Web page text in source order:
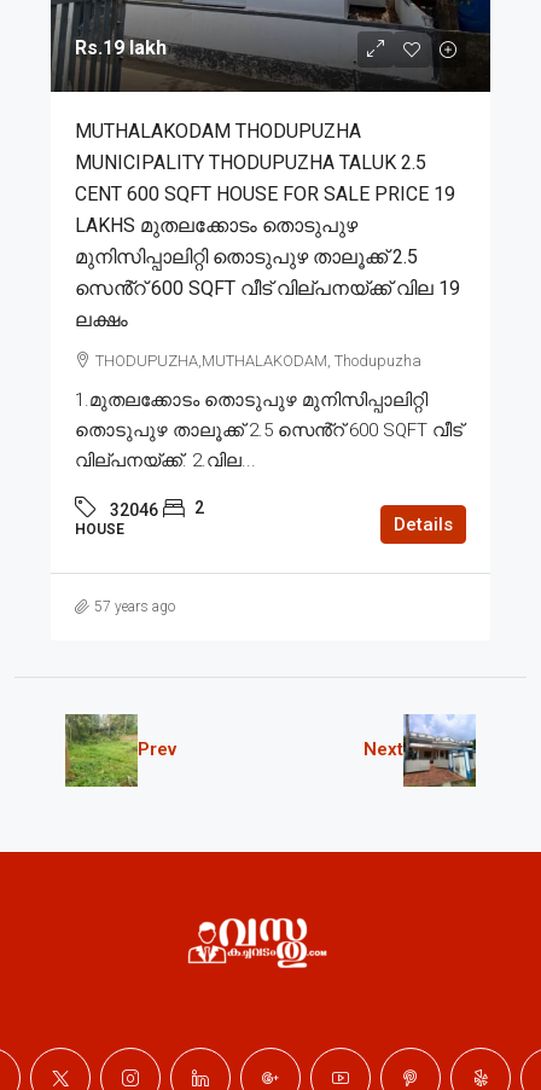
Rs.19 lakh
MUTHALAKODAM THODUPUZHA
MUNICIPALITY THODUPUZHA TALUK 2.5
CENT 600 SQFT HOUSE FOR SALE PRICE 19
LAKHS മുതലക്കോടം തൊടുപുഴ
മുനിസിപ്പാലിറ്റി തൊടുപുഴ താലൂക്ക് 2.5
സെൻ്റ് 600 SQFT വീട് വില്പനയ്ക്ക് വില 19
ലക്ഷം
THODUPUZHA,MUTHALAKODAM, Thodupuzha
1.മുതലക്കോടം തൊടുപുഴ മുനിസിപ്പാലിറ്റി
തൊടുപുഴ താലൂക്ക് 2.5 സെൻ്റ് 600 SQFT വീട്
വില്പനയ്ക്ക്. 2.വില...
32046 2
HOUSE Details
57 years ago
Prev Next